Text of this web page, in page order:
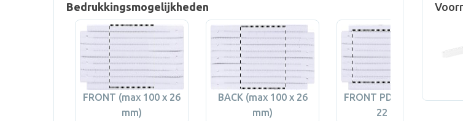
Bedrukkingsmogelijkheden
FRONT (max 100 x 26
mm)
BACK (max 100 x 26
mm)
FRONT PD (max 200 x
22 mm)